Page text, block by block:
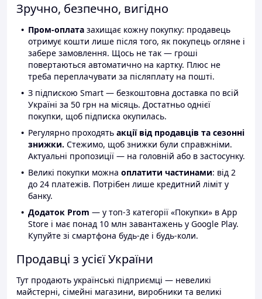
Зручно, безпечно, вигідно
Пром-оплата захищає кожну покупку: продавець
отримує кошти лише після того, як покупець огляне і
забере замовлення. Щось не так — гроші
повертаються автоматично на картку. Плюс не
треба переплачувати за післяплату на пошті.
З підпискою Smart — безкоштовна доставка по всій
Україні за 50 грн на місяць. Достатньо однієї
покупки, щоб підписка окупилась.
Регулярно проходять акції від продавців та сезонні
знижки. Стежимо, щоб знижки були справжніми.
Актуальні пропозиції — на головній або в застосунку.
Великі покупки можна оплатити частинами: від 2
до 24 платежів. Потрібен лише кредитний ліміт у
банку.
Додаток Prom — у топ-3 категорії «Покупки» в App
Store і має понад 10 млн завантажень у Google Play.
Купуйте зі смартфона будь-де і будь-коли.
Продавці з усієї України
Тут продають українські підприємці — невеликі
майстерні, сімейні магазини, виробники та великі